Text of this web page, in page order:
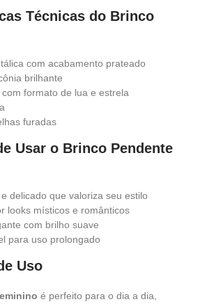
Técnicas do Brinco
com acabamento prateado
brilhante
formato de lua e estrela
furadas
Usar o Brinco Pendente
delicado que valoriza seu estilo
looks místicos e românticos
com brilho suave
para uso prolongado
Uso
é perfeito para o dia a dia,